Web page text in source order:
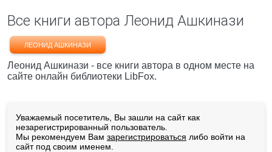
Все книги автора Леонид Ашкинази
ЛЕОНИД АШКИНАЗИ
Леонид Ашкинази - все книги автора в одном месте на
сайте онлайн библиотеки LibFox.
Уважаемый посетитель, Вы зашли на сайт как
незарегистрированный пользователь.
Мы рекомендуем Вам зарегистрироваться либо войти на
сайт под своим именем.